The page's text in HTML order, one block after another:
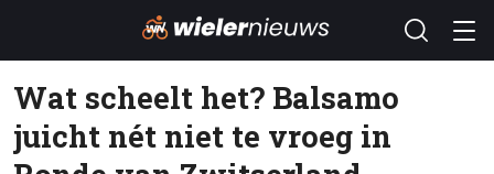
Wat scheelt het? Balsamo
juicht nét niet te vroeg in